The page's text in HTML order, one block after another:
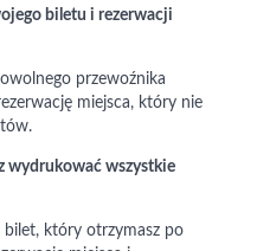
biletu i rezerwacji
przewoźnika
miejsca, który nie
wydrukować wszystkie
który otrzymasz po